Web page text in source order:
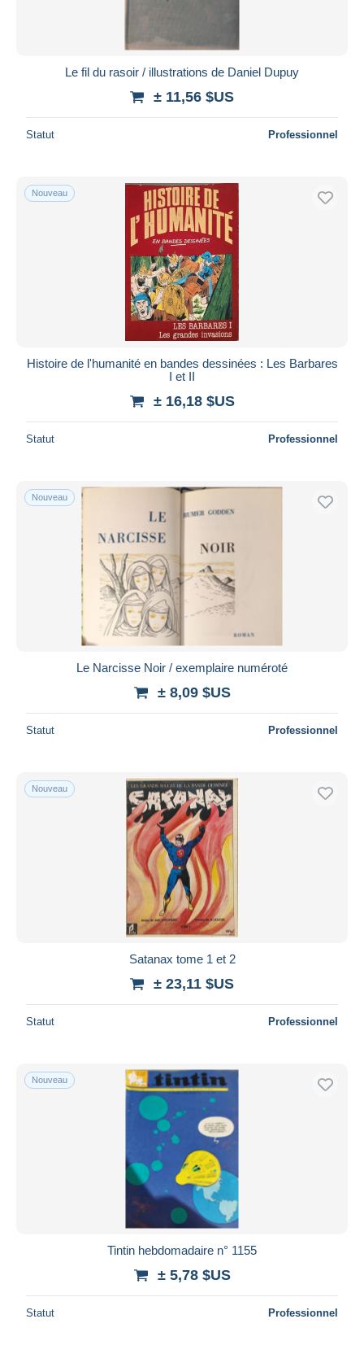
Le fil du rasoir / illustrations de Daniel Dupuy
± 11,56 $US
Statut Professionnel
Nouveau
Histoire de l'humanité en bandes dessinées : Les Barbares
I et II
± 16,18 $US
Statut Professionnel
Nouveau
Le Narcisse Noir / exemplaire numéroté
± 8,09 $US
Statut Professionnel
Nouveau
Satanax tome 1 et 2
± 23,11 $US
Statut Professionnel
Nouveau
Tintin hebdomadaire n° 1155
± 5,78 $US
Statut Professionnel